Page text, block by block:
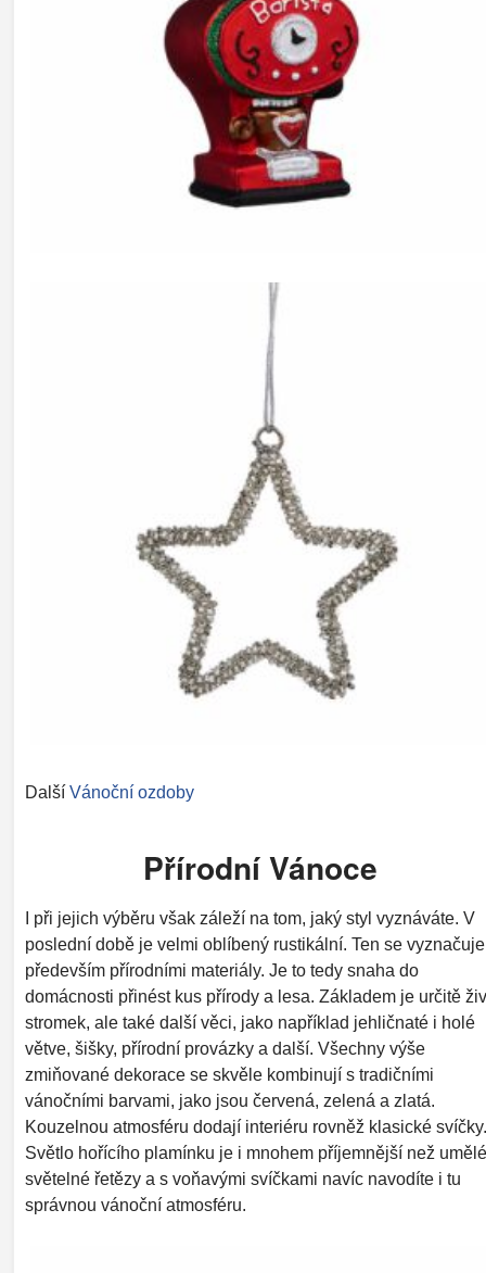
Další Vánoční ozdoby
Přírodní Vánoce
I při jejich výběru však záleží na tom, jaký styl vyznáváte. V
poslední době je velmi oblíbený rustikální. Ten se vyznačuje
především přírodními materiály. Je to tedy snaha do
domácnosti přinést kus přírody a lesa. Základem je určitě
stromek, ale také další věci, jako například jehličnaté i holé
větve, šišky, přírodní provázky a další. Všechny výše
zmiňované dekorace se skvěle kombinují s tradičními
vánočními barvami, jako jsou červená, zelená a zlatá.
Kouzelnou atmosféru dodají interiéru rovněž klasické svíčky.
Světlo hořícího plamínku je i mnohem příjemnější než umělé
světelné řetězy a s voňavými svíčkami navíc navodíte i tu
správnou vánoční atmosféru.